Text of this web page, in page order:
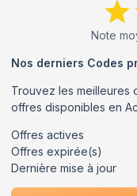
Note
Nos derniers Codes
Trouvez les meilleures
offres disponibles en
Offres actives
Offres expirée(s)
Dernière mise à jour